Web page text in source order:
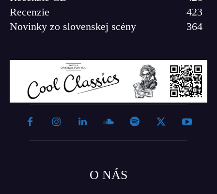
Recenzie
423
Novinky zo slovenskej scény
364
O NÁS